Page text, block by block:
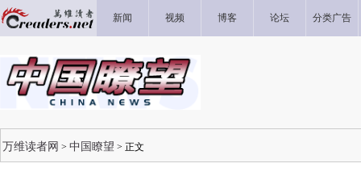
新闻 视频 博客 论坛 分类广告
万维读者网 > 中国瞭望 > 正文